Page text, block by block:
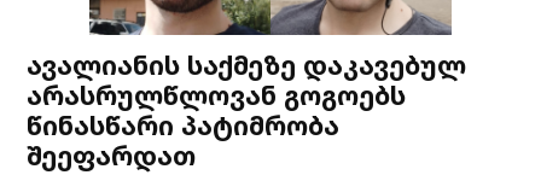
ავალიანის საქმეზე დაკავებულ
არასრულწლოვან გოგოებს
წინასწარი პატიმრობა
შეეფარდათ